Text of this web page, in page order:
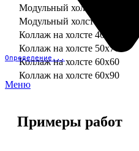
Определение...
Меню
Модульный холст из семи
Модульный холст из восьми
Коллаж на холсте 40х40
Коллаж на холсте 50х70
Коллаж на холсте 60х60
Коллаж на холсте 60х90
Примеры работ